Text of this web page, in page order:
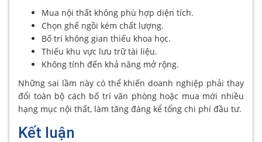
Mua nội thất không phù hợp diện tích.
Chọn ghế ngồi kém chất lượng.
Bố trí không gian thiếu khoa học.
Thiếu khu vực lưu trữ tài liệu.
Không tính đến khả năng mở rộng.
Những sai lầm này có thể khiến doanh nghiệp phải thay
đổi toàn bộ cách bố trí văn phòng hoặc mua mới nhiều
hạng mục nội thất, làm tăng đáng kể tổng chi phí đầu tư.
Kết luận